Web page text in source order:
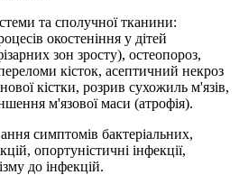
та сполучної тканини:
окостеніння у дітей
зон зросту), остеопороз,
кісток, асептичний некроз
кістки, розрив сухожиль м'язів,
м'язової маси (атрофія).
симптомів бактеріальних,
опортуністичні інфекції,
до інфекцій.